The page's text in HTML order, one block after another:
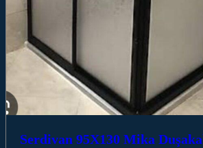
Serdivan 95X130 Mika